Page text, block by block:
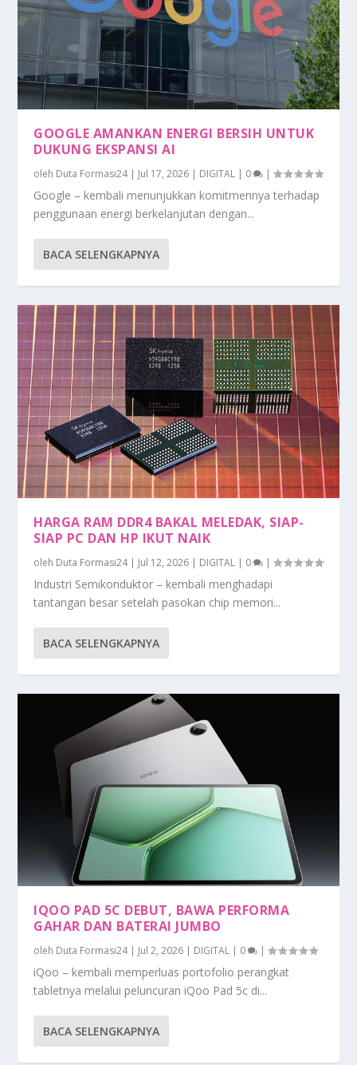
GOOGLE AMANKAN ENERGI BERSIH UNTUK
DUKUNG EKSPANSI AI
oleh Duta Formasi24| Jul 17, 2026 | DIGITAL | 0 |
Google – kembali menunjukkan komitmennya terhadap
penggunaan energi berkelanjutan dengan...
BACA SELENGKAPNYA
HARGA RAM DDR4 BAKAL MELEDAK, SIAP-
SIAP PC DAN HP IKUT NAIK
oleh Duta Formasi24| Jul 12, 2026 | DIGITAL | 0 |
Industri Semikonduktor – kembali menghadapi
tantangan besar setelah pasokan chip memori...
BACA SELENGKAPNYA
IQOO PAD 5C DEBUT, BAWA PERFORMA
GAHAR DAN BATERAI JUMBO
oleh Duta Formasi24| Jul 2, 2026 DIGITAL 0 |
iQoo – kembali memperluas portofolio perangkat
tabletnya melalui peluncuran iQoo Pad 5c di...
BACA SELENGKAPNYA